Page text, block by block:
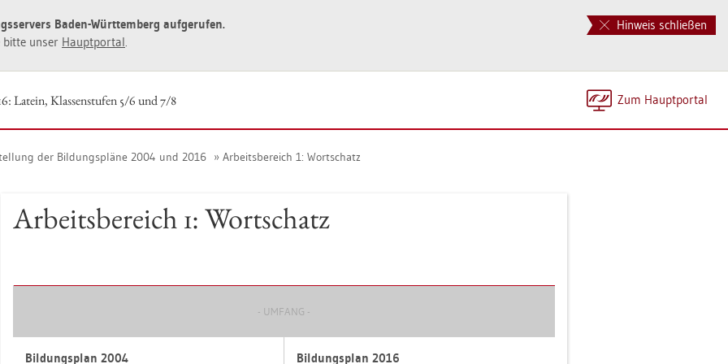
Hinweis schließen
Baden-Würt­tem­berg auf­ge­ru­fen.
bitte unser Haupt­por­tal.
Zum Haupt­por­tal
La­tein, Klas­sen­stu­fen 5/6 und 7/8
der Bil­dungs­plä­ne 2004 und 2016 Ar­beits­be­reich 1: Wort­schatz
Ar­beits­be­reich 1: Wort­schatz
- UM­FANG -
Bil­dungs­plan 2004 Bil­dungs­plan 2016